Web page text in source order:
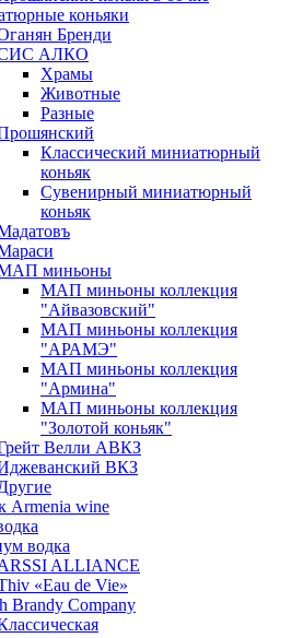
коньяки
Бренди
АЛКО
Храмы
Животные
Разные
Классический миниатюрный
коньяк
Сувенирный миниатюрный
коньяк
миньоны
МАП миньоны коллекция
"Айвазовский"
МАП миньоны коллекция
"АРАМЭ"
МАП миньоны коллекция
"Армина"
МАП миньоны коллекция
"Золотой коньяк"
Велли АВКЗ
ВКЗ
Armenia wine
водка
ALLIANCE
«Eau de Vie»
Brandy Company